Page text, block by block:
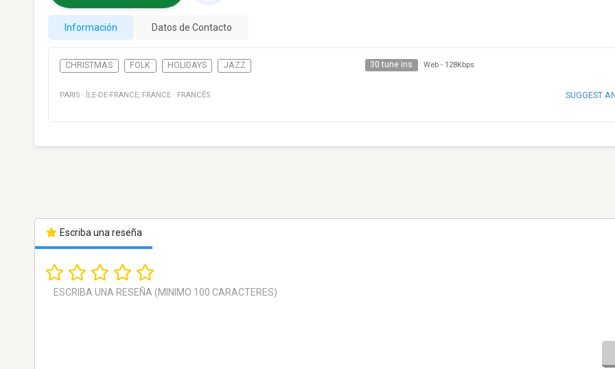
Información Datos de Contacto
CHRISTMAS FOLK HOLIDAYS JAZZ 30 tune ins Web - 128Kbps
PARIS · ÎLE-DE-FRANCE, FRANCE · FRANCÉS SUGGEST
Escriba una reseña